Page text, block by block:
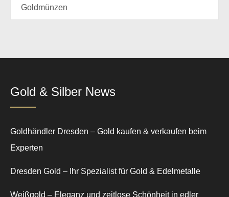
Goldmünzen
Gold & Silber News
Goldhändler Dresden – Gold kaufen & verkaufen beim
Experten
Dresden Gold – Ihr Spezialist für Gold & Edelmetalle
Weißgold – Eleganz und zeitlose Schönheit in edler